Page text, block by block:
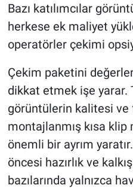
Bazı katılımcılar
herkese ek maliyet
operatörler çekimi
Çekim paketini
dikkat etmek işe yarar.
görüntülerin kalitesi ve
montajlanmış kısa klip
önemli bir ayrım
öncesi hazırlık ve
bazılarında yalnızca